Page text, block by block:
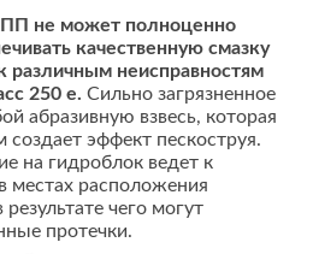
не может полноценно
качественную смазку
различным неисправностям
250 e. Сильно загрязненное
абразивную взвесь, которая
эффект пескоструя.
на гидроблок ведет к
местах расположения
чего могут
протечки.